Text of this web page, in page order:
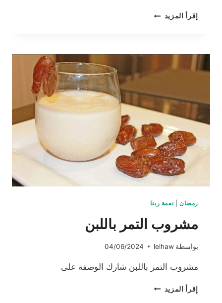
إقرأ المزيد ميني
رمضان| نعمة ربنا
مشروب التمر باللبن
بواسطة lelhaw
04/06/2024
مشروب التمر باللبن شارك الوصفة على
إقرأ المزيد مشروب